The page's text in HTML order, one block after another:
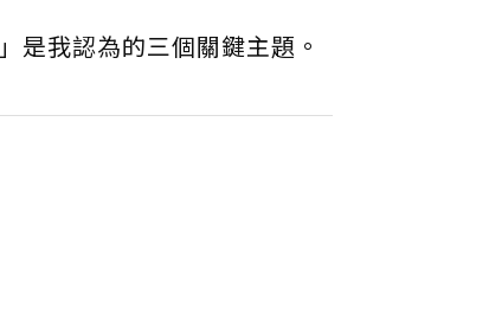
是我認為的三個關鍵主題。